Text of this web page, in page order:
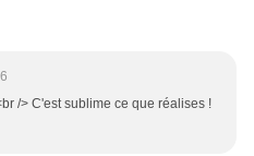
/> C'est sublime ce que réalises !